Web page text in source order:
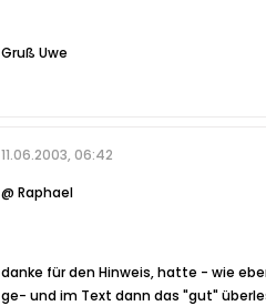
Gruß Uwe
11.06.2003, 06:42
@ Raphael
danke für den Hinweis, hatte - wie
ge- und im Text dann das "gut"